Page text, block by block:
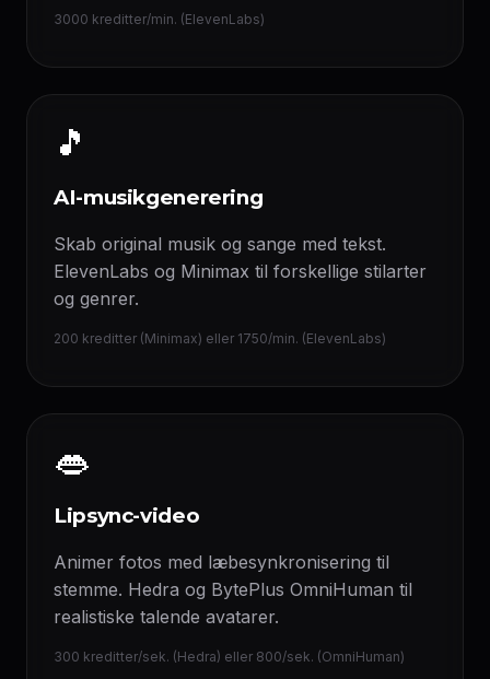
3000 kreditter/min. (ElevenLabs)
🎵
AI-musikgenerering
Skab original musik og sange med tekst.
ElevenLabs og Minimax til forskellige stilarter
og genrer.
200 kreditter (Minimax) eller 1750/min. (ElevenLabs)
👄
Lipsync-video
Animer fotos med læbesynkronisering til
stemme. Hedra og BytePlus OmniHuman til
realistiske talende avatarer.
300 kreditter/sek. (Hedra) eller 800/sek. (OmniHuman)